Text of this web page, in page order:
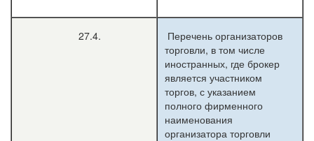
27.4.
Перечень организаторов
торговли, в том числе
иностранных, где брокер
является участником
торгов, с указанием
полного фирменного
наименования
организатора торговли